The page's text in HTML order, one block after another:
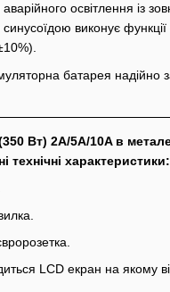
освітлення із
виконує функції
батарея надійно
Вт) 2A/5A/10A в
технічні характеристики:
LCD екран на якому